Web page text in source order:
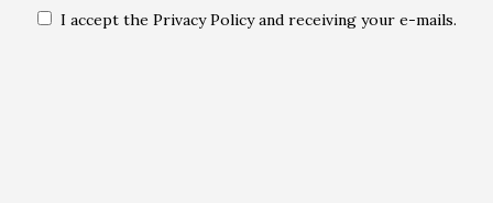
I accept the Privacy Policy and receiving your e-mails.